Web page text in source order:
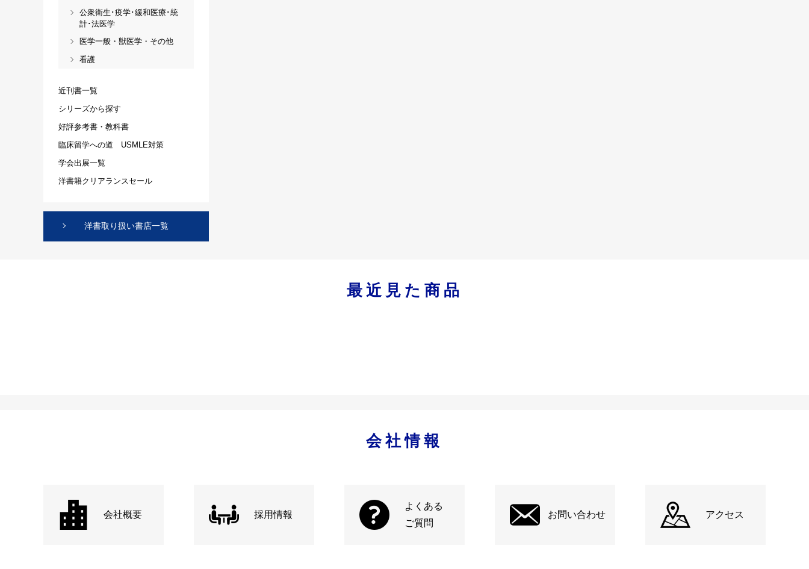
公衆衛生･疫学･緩和医療･統
計･法医学
医学一般・獣医学・その他
看護
近刊書一覧
シリーズから探す
好評参考書・教科書
臨床留学への道 USMLE対策
学会出展一覧
洋書籍クリアランスセール
洋書取り扱い書店一覧
最近見た商品
会社情報
会社概要 採用情報
よくある
ご質問
お問い合わせ アクセス